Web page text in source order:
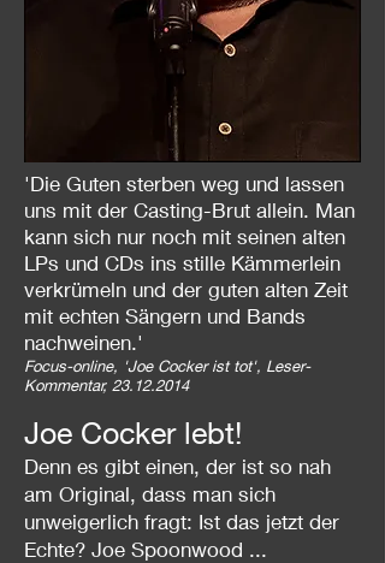
'Die Guten sterben weg und lassen
uns mit der Casting-Brut allein. Man
kann sich nur noch mit seinen alten
LPs und CDs ins stille Kämmerlein
verkrümeln und der guten alten Zeit
mit echten Sängern und Bands
nachweinen.'
Focus-online, 'Joe Cocker ist tot', Leser-
Kommentar, 23.12.2014
Joe Cocker lebt!
Denn es gibt einen, der ist so nah
am Original, dass man sich
unweigerlich fragt: Ist das jetzt der
Echte? Joe Spoonwood ...